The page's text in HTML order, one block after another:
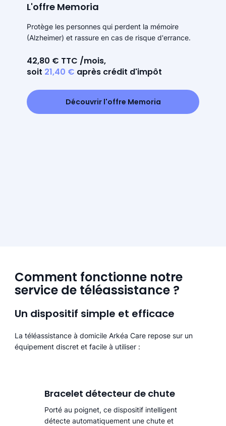
L'offre Memoria
Protège les personnes qui perdent la mémoire
(Alzheimer) et rassure en cas de risque d'errance.
42,80 € TTC /mois,
soit 21,40 € après crédit d'impôt
Découvrir l'offre Memoria
Comment fonctionne notre
service de téléassistance ?
Un dispositif simple et efficace
La téléassistance à domicile Arkéa Care repose sur un
équipement discret et facile à utiliser :
Bracelet détecteur de chute
Porté au poignet, ce dispositif intelligent
détecte automatiquement une chute et